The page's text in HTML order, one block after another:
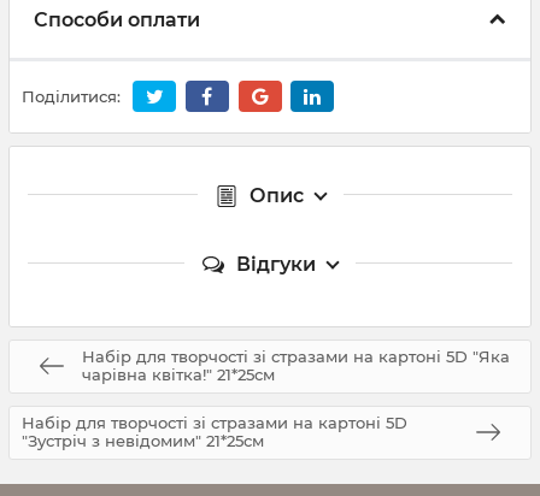
Способи оплати
Поділитися:
Опис
Відгуки
Набір для творчості зі стразами на картоні 5D "Яка
чарівна квітка!" 21*25см
Набір для творчості зі стразами на картоні 5D
"Зустріч з невідомим" 21*25см